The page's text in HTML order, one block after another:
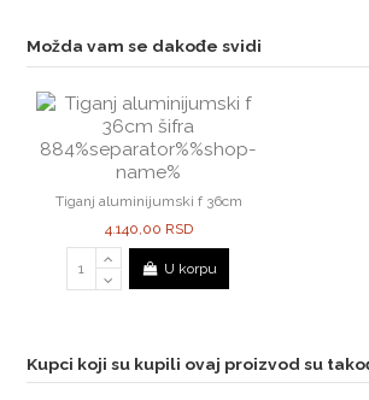
Možda vam se dakođe svidi
Tiganj aluminijumski f 36cm
4.140,00 RSD
U korpu
Kupci koji su kupili ovaj proizvod su